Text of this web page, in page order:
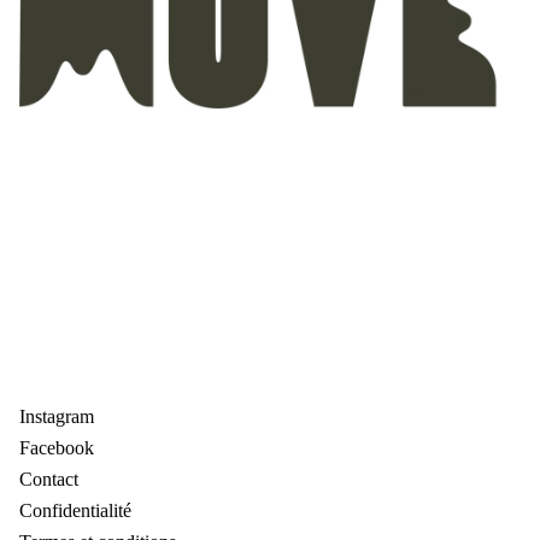
Instagram
Facebook
Contact
Confidentialité